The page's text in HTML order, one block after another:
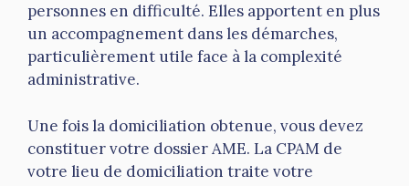
personnes en difficulté. Elles apportent en plus
un accompagnement dans les démarches,
particulièrement utile face à la complexité
administrative.
Une fois la domiciliation obtenue, vous devez
constituer votre dossier AME. La CPAM de
votre lieu de domiciliation traite votre